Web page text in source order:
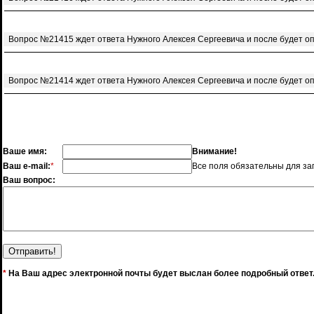
Вопрос №21415 ждет ответа Нужного Алексея Сергеевича и после будет
Вопрос №21414 ждет ответа Нужного Алексея Сергеевича и после будет
Ваше имя:
Внимание!
Ваш e-mail:*
Все поля обязательны для
Ваш вопрос:
* На Ваш адрес электронной почты будет выслан более подробный ответ.